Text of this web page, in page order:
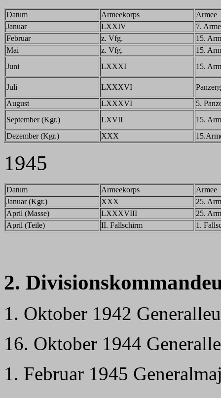
Datum Armeekorps
Armee
Januar
LXXIV
7.
Februar
z. Vfg.
15.
Mai
z. Vfg.
15.
Juni
LXXXI 15.
Juli LXXXVI
August
LXXXVI
5.
September (Kgr.)
LXVII
15.
Dezember (Kgr.)
XXX
1945
Datum Armeekorps
Armee
Januar (Kgr.)
XXX
25.
April (Masse)
LXXXVIII
25.
April (Teile)
II. Fallschirm 1.
2.
1. Oktober 1942
16. Oktober 1944
1. Februar 1945